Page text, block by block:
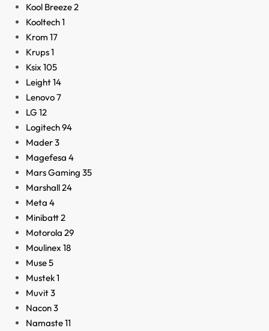
Kool Breeze2
Kooltech1
Krom 17
Krups1
Ksix 105
Leight14
Lenovo7
LG 12
Logitech94
Mader3
Magefesa 4
Mars Gaming 35
Marshall24
Meta 4
Minibatt2
Motorola 29
Moulinex 18
Muse5
Mustek1
Muvit3
Nacon3
Namaste11